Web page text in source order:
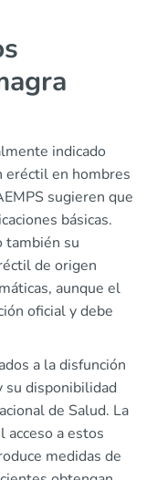
indicado
eréctil en hombres
sugieren que
básicas.
también su
de origen
aunque el
oficial y debe
a la disfunción
su disponibilidad
de Salud. La
acceso a estos
medidas de